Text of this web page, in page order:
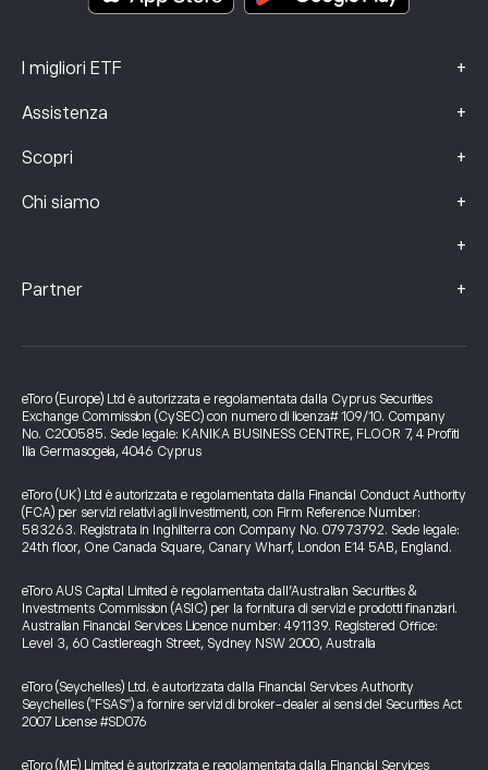
I migliori ETF +
Assistenza +
Scopri +
Chi siamo +
+
Partner +
eToro (Europe) Ltd è autorizzata e regolamentata dalla Cyprus Securities
Exchange Commission (CySEC) con numero di licenza# 109/10. Company
No. C200585. Sede legale: KANIKA BUSINESS CENTRE, FLOOR 7, 4 Profiti
Ilia Germasogeia, 4046 Cyprus
eToro (UK) Ltd è autorizzata e regolamentata dalla Financial Conduct Authority
(FCA) per servizi relativi agli investimenti, con Firm Reference Number:
583263. Registrata in Inghilterra con Company No. 07973792. Sede legale:
24th floor, One Canada Square, Canary Wharf, London E14 5AB, England.
eToro AUS Capital Limited è regolamentata dall’Australian Securities &
Investments Commission (ASIC) per la fornitura di servizi e prodotti finanziari.
Australian Financial Services Licence number: 491139. Registered Office:
Level 3, 60 Castlereagh Street, Sydney NSW 2000, Australia
eToro (Seychelles) Ltd. è autorizzata dalla Financial Services Authority
Seychelles ("FSAS") a fornire servizi di broker-dealer ai sensi del Securities Act
2007 License #SD076
eToro (ME) Limited è autorizzata e regolamentata dalla Financial Services